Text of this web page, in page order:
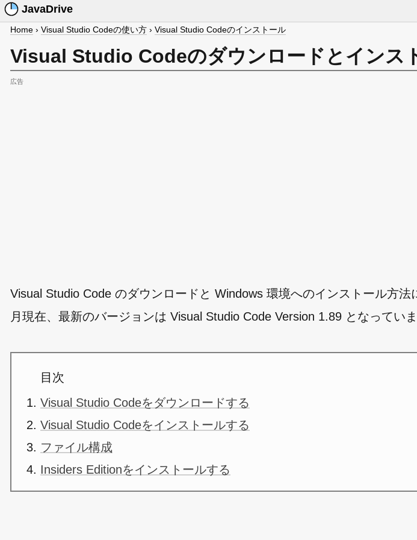
JavaDrive
Home › Visual Studio Codeの使い方 › Visual Studio Codeのインストール
Visual Studio Codeのダウンロードとインス
広告
Visual Studio Code のダウンロードと Windows 環境へのインストール方
月現在、最新のバージョンは Visual Studio Code Version 1.89 となっていま
目次
Visual Studio Codeをダウンロードする
Visual Studio Codeをインストールする
ファイル構成
Insiders Editionをインストールする